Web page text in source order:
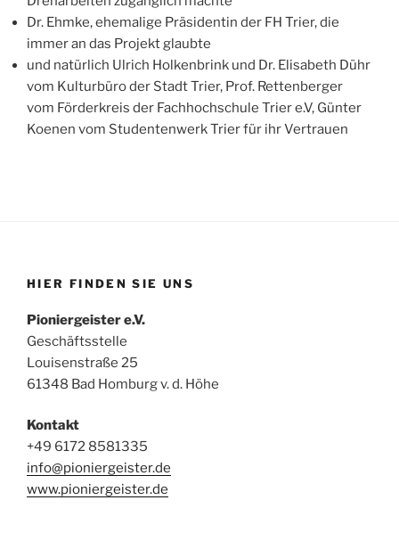
Dr. Ehmke, ehemalige Präsidentin der FH Trier, die
immer an das Projekt glaubte
und natürlich Ulrich Holkenbrink und Dr. Elisabeth Dühr
vom Kulturbüro der Stadt Trier, Prof. Rettenberger
vom Förderkreis der Fachhochschule Trier e.V, Günter
Koenen vom Studentenwerk Trier für ihr Vertrauen
HIER FINDEN SIE UNS
Pioniergeister e.V.
Geschäftsstelle
Louisenstraße 25
61348 Bad Homburg v. d. Höhe
Kontakt
+49 6172 8581335
info@pioniergeister.de
www.pioniergeister.de